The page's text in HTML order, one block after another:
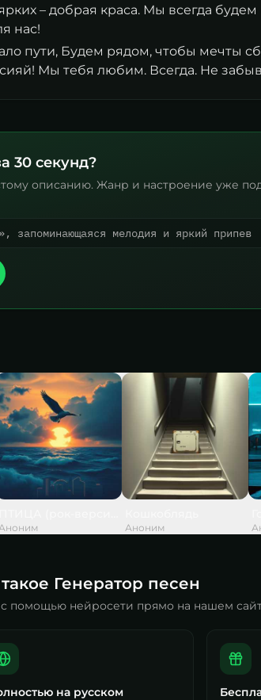
– добрая краса. Мы всегда
нас!
пути, Будем рядом, чтобы мечты
Мы тебя любим. Всегда. Не
30 секунд?
описанию. Жанр и настроение уже
запоминающаяся мелодия и яркий припев
Аноним
Генератор песен
с помощью нейросети прямо на нашем
на русском